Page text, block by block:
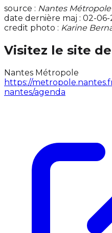
source : Nantes Métropole
date dernière maj : 02-06-
credit photo : Karine
Visitez le site de
Nantes Métropole
https://
nantes/agenda